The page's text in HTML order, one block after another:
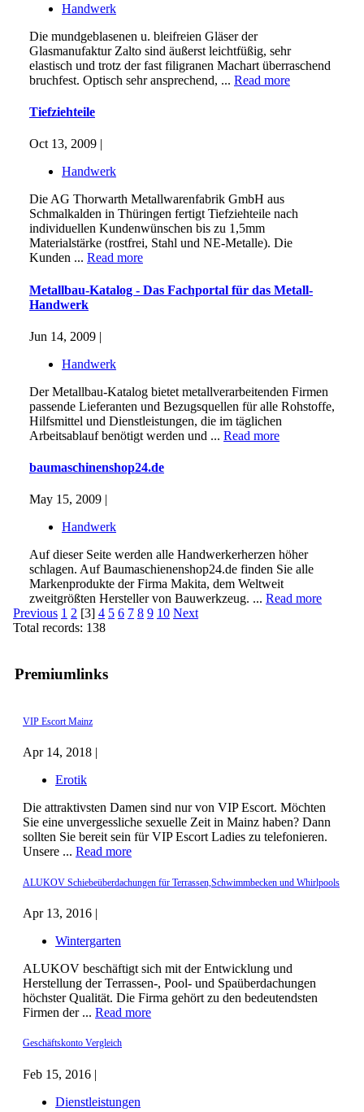
Premiumlinks
VIP Escort Mainz
Apr 14, 2018 |
Erotik
Die attraktivsten Damen sind nur von VIP Escort. Möchten
Sie eine unvergessliche sexuelle Zeit in Mainz haben? Dann
sollten Sie bereit sein für VIP Escort Ladies zu telefonieren.
Unsere ... Read more
ALUKOV Schiebeüberdachungen für Terrassen,Schwimmbecken und Whirlpools
Apr 13, 2016 |
Wintergarten
ALUKOV beschäftigt sich mit der Entwicklung und
Herstellung der Terrassen-, Pool- und Spaüberdachungen
höchster Qualität. Die Firma gehört zu den bedeutendsten
Firmen der ... Read more
Geschäftskonto Vergleich
Feb 15, 2016 |
Dienstleistungen
Handwerk
Die mundgeblasenen u. bleifreien Gläser der
Glasmanufaktur Zalto sind äußerst leichtfüßig, sehr
elastisch und trotz der fast filigranen Machart überraschend
bruchfest. Optisch sehr ansprechend, ... Read more
Tiefziehteile
Oct 13, 2009 |
Handwerk
Die AG Thorwarth Metallwarenfabrik GmbH aus
Schmalkalden in Thüringen fertigt Tiefziehteile nach
individuellen Kundenwünschen bis zu 1,5mm
Materialstärke (rostfrei, Stahl und NE-Metalle). Die
Kunden ... Read more
Metallbau-Katalog - Das Fachportal für das Metall-
Handwerk
Jun 14, 2009 |
Handwerk
Der Metallbau-Katalog bietet metallverarbeitenden Firmen
passende Lieferanten und Bezugsquellen für alle Rohstoffe,
Hilfsmittel und Dienstleistungen, die im täglichen
Arbeitsablauf benötigt werden und ... Read more
baumaschinenshop24.de
May 15, 2009 |
Handwerk
Auf dieser Seite werden alle Handwerkerherzen höher
schlagen. Auf Baumaschienenshop24.de finden Sie alle
Markenprodukte der Firma Makita, dem Weltweit
zweitgrößten Hersteller von Bauwerkzeug. ... Read more
Previous 1 2 [3] 4 5 6 7 8 9 10 Next
Total records: 138